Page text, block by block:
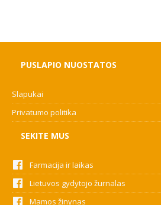
PUSLAPIO NUOSTATOS
Slapukai
Privatumo politika
SEKITE MUS
Farmacija ir laikas
Lietuvos gydytojo žurnalas
Mamos žinynas